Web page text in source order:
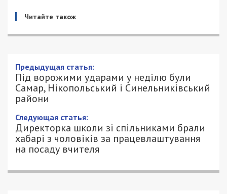
Читайте також
Під ворожими ударами у неділю були
Самар, Нікопольський і
Синельниківський райони
13/07/2025 - 19:19
ПЕТРО ЩУКІН - СПЕЦИАЛЬНО ДЛЯ
49000.COM.UA
657